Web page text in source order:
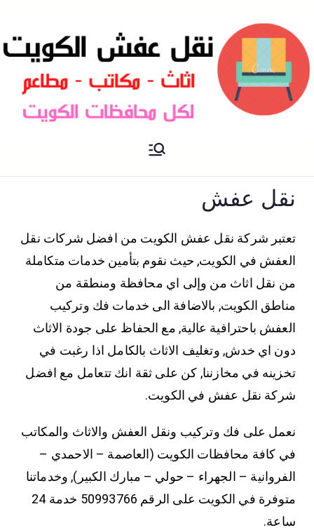
نقل عفش الكويت
نقل عفش
تعتبر شركة نقل عفش الكويت من افضل شركات نقل
العفش في الكويت, حيث نقوم بتأمين خدمات متكاملة
من نقل اثاث من وإلى اي محافظة ومنطقة من
مناطق الكويت, بالاضافة الى خدمات فك وتركيب
العفش باحترافية عالية, مع الحفاظ على جودة الاثاث
دون اي خدش, وتغليف الاثاث بالكامل اذا رغبت في
تخزينه في مخازننا, كن على ثقة انك تتعامل مع افضل
شركة نقل عفش في الكويت.
نعمل على فك وتركيب ونقل العفش والاثاث والمكاتب
في كافة محافظات الكويت (العاصمة – الاحمدي –
الفروانية – الجهراء – حولي – مبارك الكبير), وخدماتنا
متوفرة في الكويت على الرقم 50993766 خدمة 24
ساعة.